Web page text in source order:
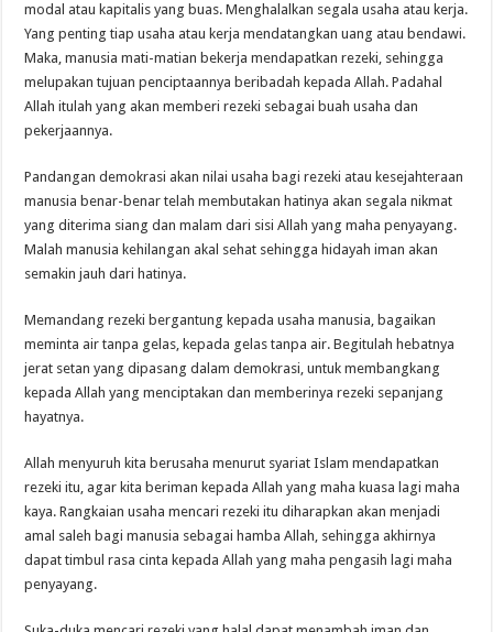
modal atau kapitalis yang buas. Menghalalkan segala usaha atau kerja.
Yang penting tiap usaha atau kerja mendatangkan uang atau bendawi.
Maka, manusia mati-matian bekerja mendapatkan rezeki, sehingga
melupakan tujuan penciptaannya beribadah kepada Allah. Padahal
Allah itulah yang akan memberi rezeki sebagai buah usaha dan
pekerjaannya.
Pandangan demokrasi akan nilai usaha bagi rezeki atau kesejahteraan
manusia benar-benar telah membutakan hatinya akan segala nikmat
yang diterima siang dan malam dari sisi Allah yang maha penyayang.
Malah manusia kehilangan akal sehat sehingga hidayah iman akan
semakin jauh dari hatinya.
Memandang rezeki bergantung kepada usaha manusia, bagaikan
meminta air tanpa gelas, kepada gelas tanpa air. Begitulah hebatnya
jerat setan yang dipasang dalam demokrasi, untuk membangkang
kepada Allah yang menciptakan dan memberinya rezeki sepanjang
hayatnya.
Allah menyuruh kita berusaha menurut syariat Islam mendapatkan
rezeki itu, agar kita beriman kepada Allah yang maha kuasa lagi maha
kaya. Rangkaian usaha mencari rezeki itu diharapkan akan menjadi
amal saleh bagi manusia sebagai hamba Allah, sehingga akhirnya
dapat timbul rasa cinta kepada Allah yang maha pengasih lagi maha
penyayang.